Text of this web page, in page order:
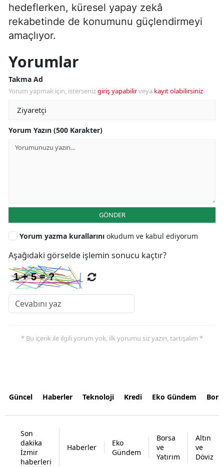
hedeflerken, küresel yapay zekâ
rekabetinde de konumunu güçlendirmeyi
amaçlıyor.
Yorumlar
Takma Ad
Yorum yapmak için, istersenizgiriş yapabilirveya kayıt olabilirsiniz.
Yorum Yazın (500 Karakter)
GÖNDER
Yorum yazma kurallarını okudum ve kabul ediyorum
Aşağıdaki görselde işlemin sonucu kaçtır?
* Bu içerik ile ilgili yorum yok, ilk yorumu siz yazın, tartışalım *
Güncel Haberler Teknoloji Kredi Eko Gündem
Son
dakika
İzmir
haberleri
Haberler
Eko
Gündem
Borsa
ve
Yatırım
Altın
ve
Döviz